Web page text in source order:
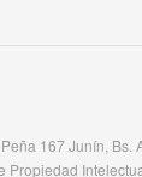
167 Junín, Bs.